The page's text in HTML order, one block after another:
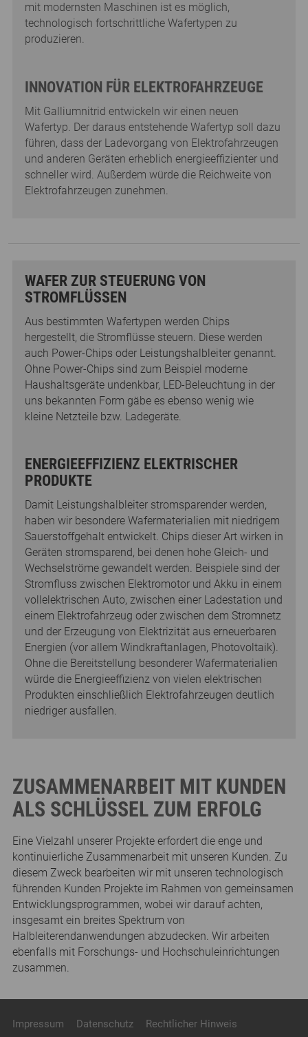
mit modernsten Maschinen ist es möglich,
technologisch fortschrittliche Wafertypen zu
produzieren.
INNOVATION FÜR ELEKTROFAHRZEUGE
Mit Galliumnitrid entwickeln wir einen neuen
Wafertyp. Der daraus entstehende Wafertyp soll dazu
führen, dass der Ladevorgang von Elektrofahrzeugen
und anderen Geräten erheblich energieeffizienter und
schneller wird. Außerdem würde die Reichweite von
Elektrofahrzeugen zunehmen.
WAFER ZUR STEUERUNG VON
STROMFLÜSSEN
Aus bestimmten Wafertypen werden Chips
hergestellt, die Stromflüsse steuern. Diese werden
auch Power-Chips oder Leistungshalbleiter genannt.
Ohne Power-Chips sind zum Beispiel moderne
Haushaltsgeräte undenkbar, LED-Beleuchtung in der
uns bekannten Form gäbe es ebenso wenig wie
kleine Netzteile bzw. Ladegeräte.
ENERGIEEFFIZIENZ ELEKTRISCHER
PRODUKTE
Damit Leistungshalbleiter stromsparender werden,
haben wir besondere Wafermaterialien mit niedrigem
Sauerstoffgehalt entwickelt. Chips dieser Art wirken in
Geräten stromsparend, bei denen hohe Gleich- und
Wechselströme gewandelt werden. Beispiele sind der
Stromfluss zwischen Elektromotor und Akku in einem
vollelektrischen Auto, zwischen einer Ladestation und
einem Elektrofahrzeug oder zwischen dem Stromnetz
und der Erzeugung von Elektrizität aus erneuerbaren
Energien (vor allem Windkraftanlagen, Photovoltaik).
Ohne die Bereitstellung besonderer Wafermaterialien
würde die Energieeffizienz von vielen elektrischen
Produkten einschließlich Elektrofahrzeugen deutlich
niedriger ausfallen.
ZUSAMMENARBEIT MIT KUNDEN
ALS SCHLÜSSEL ZUM ERFOLG
Eine Vielzahl unserer Projekte erfordert die enge und
kontinuierliche Zusammenarbeit mit unseren Kunden. Zu
diesem Zweck bearbeiten wir mit unseren technologisch
führenden Kunden Projekte im Rahmen von gemeinsamen
Entwicklungsprogrammen, wobei wir darauf achten,
insgesamt ein breites Spektrum von
Halbleiterendanwendungen abzudecken. Wir arbeiten
ebenfalls mit Forschungs- und Hochschuleinrichtungen
zusammen.
Impressum Datenschutz Rechtlicher Hinweis